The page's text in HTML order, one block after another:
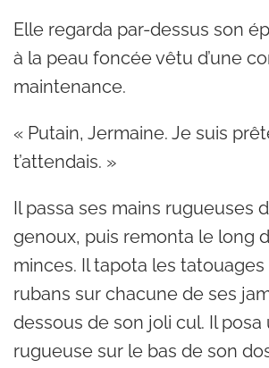
Elle regarda par-dessus son
à la peau foncée vêtu d’une
maintenance.
« Putain, Jermaine. Je suis
t’attendais. »
Il passa ses mains rugueuses
genoux, puis remonta le long
minces. Il tapota les
rubans sur chacune de ses
dessous de son joli cul. Il posa
rugueuse sur le bas de son